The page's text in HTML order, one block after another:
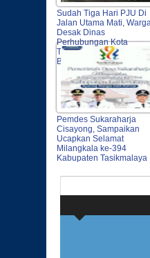
Sudah Tiga Hari PJU Di
Jalan Utama Mati,
Desak Dinas
Perhubungan Kota
Tasikmalaya Segera
Bertindak
Pemdes Sukaraharja
Cisayong, Sampaikan
Ucapkan Selamat
Milangkala ke-394
Kabupaten Tasikmalaya